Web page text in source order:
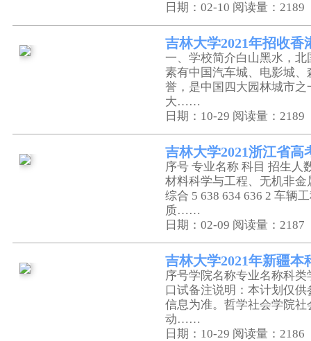
日期：02-10 阅读量：2189
吉林大学2021年招收香
一、学校简介白山黑水，
素有中国汽车城、电影城
誉，是中国四大园林城市
大……
日期：10-29 阅读量：2189
吉林大学2021浙江省高
序号 专业名称 科目 招生人
材料科学与工程、无机非
综合 5 638 634 636 2 车辆
质……
日期：02-09 阅读量：2187
吉林大学2021年新疆本
序号学院名称专业名称科
口试备注说明：本计划仅
信息为准。哲学社会学院
动……
日期：10-29 阅读量：2186